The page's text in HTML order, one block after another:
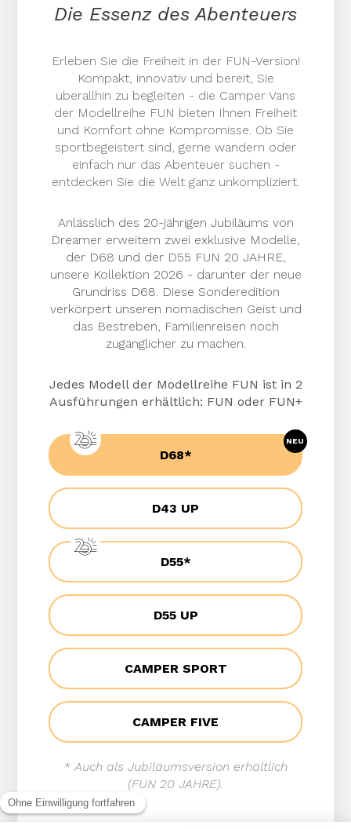
Die Essenz des Abenteuers
Erleben Sie die Freiheit in der FUN-Version!
Kompakt, innovativ und bereit, Sie
überallhin zu begleiten - die Camper Vans
der Modellreihe FUN bieten Ihnen Freiheit
und Komfort ohne Kompromisse. Ob Sie
sportbegeistert sind, gerne wandern oder
einfach nur das Abenteuer suchen -
entdecken Sie die Welt ganz unkompliziert.
Anlässlich des 20-jährigen Jubiläums von
Dreamer erweitern zwei exklusive Modelle,
der D68 und der D55 FUN 20 JAHRE,
unsere Kollektion 2026 - darunter der neue
Grundriss D68. Diese Sonderedition
verkörpert unseren nomadischen Geist und
das Bestreben, Familienreisen noch
zugänglicher zu machen.
Jedes Modell der Modellreihe FUN ist in 2
Ausführungen erhältlich: FUN oder FUN+
NEU
D68*
D43 UP
D55*
D55 UP
CAMPER SPORT
CAMPER FIVE
* Auch als Jubiläumsversion erhältlich
(FUN 20 JAHRE).